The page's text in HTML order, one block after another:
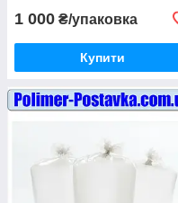
1 000 ₴/упаковка
Купити